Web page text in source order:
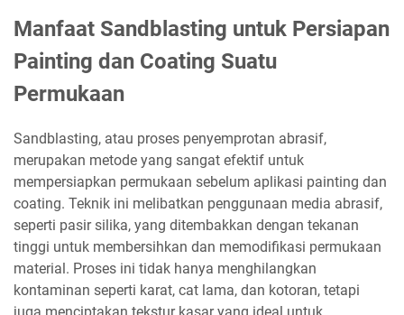
Manfaat Sandblasting untuk Persiapan
Painting dan Coating Suatu
Permukaan
Sandblasting, atau proses penyemprotan abrasif,
merupakan metode yang sangat efektif untuk
mempersiapkan permukaan sebelum aplikasi painting dan
coating. Teknik ini melibatkan penggunaan media abrasif,
seperti pasir silika, yang ditembakkan dengan tekanan
tinggi untuk membersihkan dan memodifikasi permukaan
material. Proses ini tidak hanya menghilangkan
kontaminan seperti karat, cat lama, dan kotoran, tetapi